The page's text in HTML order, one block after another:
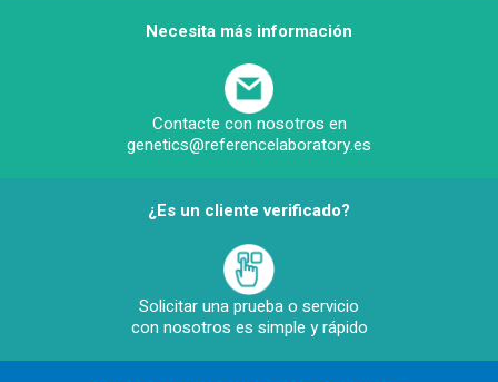
Necesita más información
Contacte con nosotros en
genetics@referencelaboratory.es
¿Es un cliente verificado?
Solicitar una prueba o servicio
con nosotros es simple y rápido